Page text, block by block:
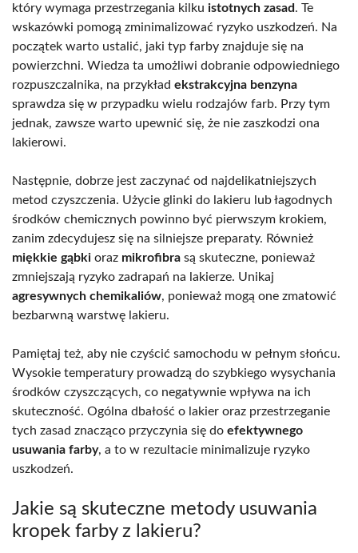
który wymaga przestrzegania kilku istotnych zasad. Te
wskazówki pomogą zminimalizować ryzyko uszkodzeń. Na
początek warto ustalić, jaki typ farby znajduje się na
powierzchni. Wiedza ta umożliwi dobranie odpowiedniego
rozpuszczalnika, na przykład ekstrakcyjna benzyna
sprawdza się w przypadku wielu rodzajów farb. Przy tym
jednak, zawsze warto upewnić się, że nie zaszkodzi ona
lakierowi.
Następnie, dobrze jest zaczynać od najdelikatniejszych
metod czyszczenia. Użycie glinki do lakieru lub łagodnych
środków chemicznych powinno być pierwszym krokiem,
zanim zdecydujesz się na silniejsze preparaty. Również
miękkie gąbki oraz mikrofibra są skuteczne, ponieważ
zmniejszają ryzyko zadrapań na lakierze. Unikaj
agresywnych chemikaliów, ponieważ mogą one zmatowić
bezbarwną warstwę lakieru.
Pamiętaj też, aby nie czyścić samochodu w pełnym słońcu.
Wysokie temperatury prowadzą do szybkiego wysychania
środków czyszczących, co negatywnie wpływa na ich
skuteczność. Ogólna dbałość o lakier oraz przestrzeganie
tych zasad znacząco przyczynia się do efektywnego
usuwania farby, a to w rezultacie minimalizuje ryzyko
uszkodzeń.
Jakie są skuteczne metody usuwania
kropek farby z lakieru?